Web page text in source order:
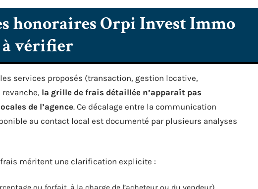
honoraires Orpi Invest Immo
à vérifier
services proposés (transaction, gestion locative,
la grille de frais détaillée n’apparaît pas
de l’agence. Ce décalage entre la communication
au contact local est documenté par plusieurs analyses
frais méritent une clarification explicite :